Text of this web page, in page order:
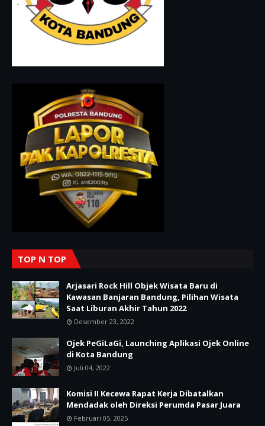
TOP N TOP
Arjasari Rock Hill Objek Wisata Baru di
Kawasan Banjaran Bandung, Pilihan Wisata
Saat Liburan Akhir Tahun 2022
Desember 23, 2022
Ojek PeGiLaGi, Launching Aplikasi Ojek Online
di Kota Bandung
Juli 04, 2022
Komisi II Kecewa Rapat Kerja Dibatalkan
Mendadak oleh Direksi Perumda Pasar Juara
Februari 05, 2025